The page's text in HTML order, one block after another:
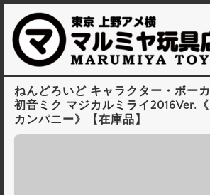
ねんどろいど キャラクター・ボー
初音ミク マジカルミライ2016Ver.
カンパニー》【在庫品】